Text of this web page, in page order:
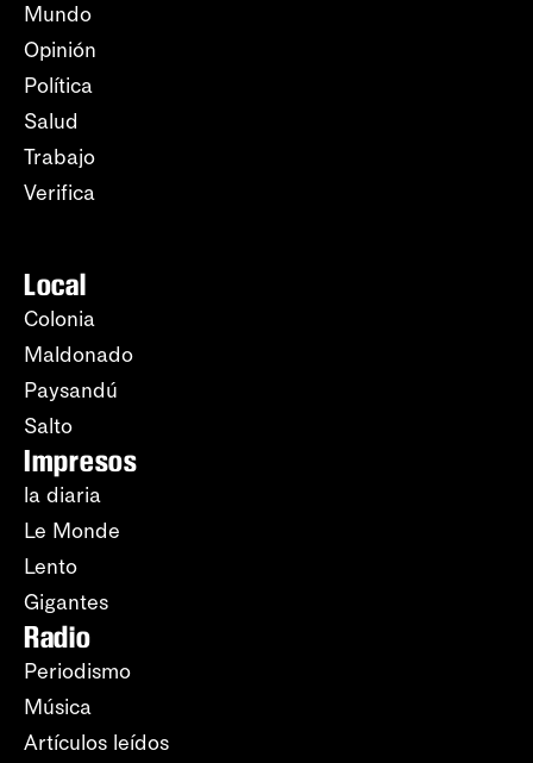
Mundo
Opinión
Política
Salud
Trabajo
Verifica
Local
Colonia
Maldonado
Paysandú
Salto
Impresos
la diaria
Le Monde
Lento
Gigantes
Radio
Periodismo
Música
Artículos leídos